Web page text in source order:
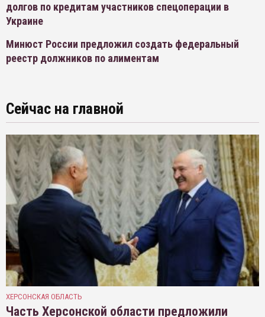
долгов по кредитам участников спецоперации в
Украине
Минюст России предложил создать федеральный
реестр должников по алиментам
Сейчас на главной
ХЕРСОНСКАЯ ОБЛАСТЬ
Часть Херсонской области предложили